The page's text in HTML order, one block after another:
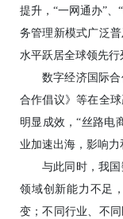
提升，“一网通办”、
务管理新模式广泛
水平跃居全球领先行
数字经济国际
合作倡议》等在全
明显成效，“丝路电
业加速出海，影响力
与此同时，我
领域创新能力不足
变；不同行业、不